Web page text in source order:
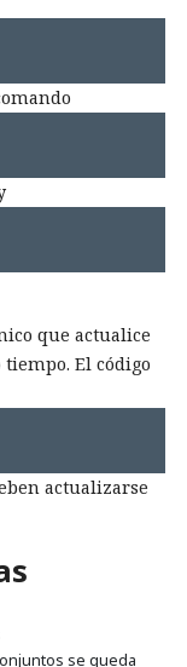
que actualice
El código
actualizarse
se queda